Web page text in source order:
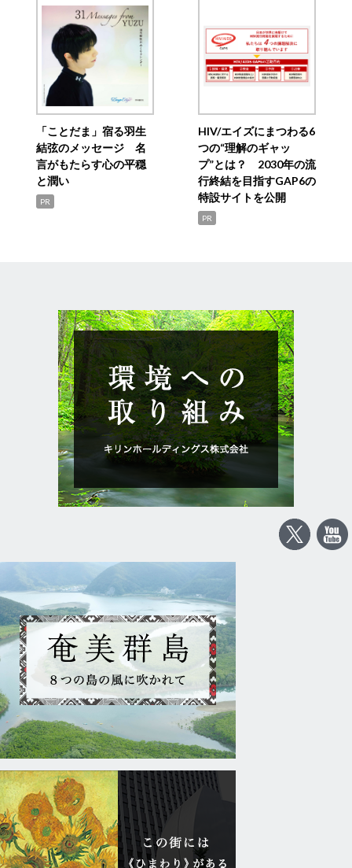
「ことだま」宿る羽生
結弦のメッセージ 名
言がもたらす心の平穏
と潤い
PR
HIV/エイズにまつわる6
つの“理解のギャッ
プ”とは？ 2030年の流
行終結を目指すGAP6の
特設サイトを公開
PR